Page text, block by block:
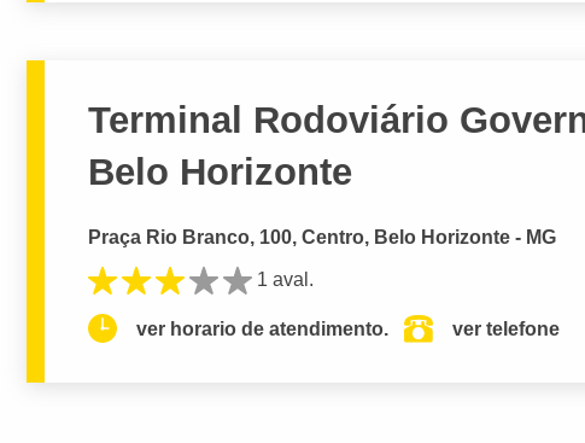
Terminal Rodoviário
Belo Horizonte
Praça Rio Branco, 100, Centro, Belo Horizonte - MG
1 aval.
ver horario de atendimento. ver telefone